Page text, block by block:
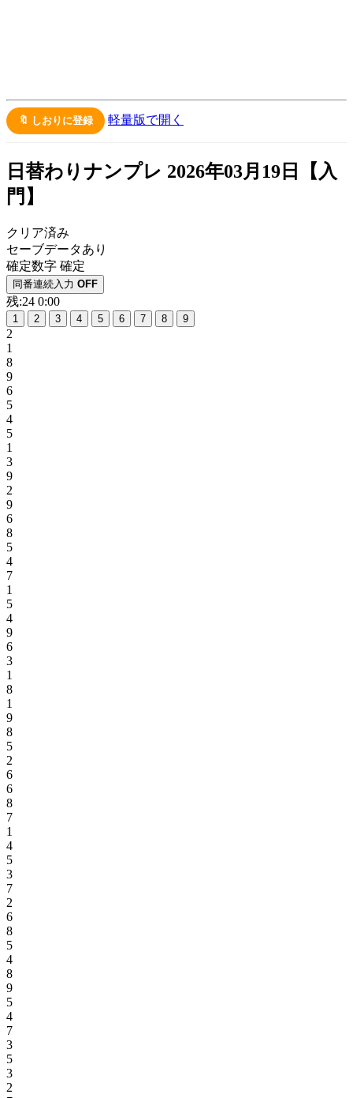
🔖 しおりに登録 軽量版で開く
日替わりナンプレ 2026年03月19日【 入
門 】
クリア済み
セーブデータあり
確定数字 確定
同番連続入力 OFF
残:24 0:00
1 2 3 4 5 6 7 8 9
2
1
8
9
6
5
4
5
1
3
9
2
9
6
8
5
4
7
1
5
4
9
6
3
1
8
1
9
8
5
2
6
6
8
7
1
4
5
3
7
2
6
8
5
4
8
9
5
4
7
3
5
3
2